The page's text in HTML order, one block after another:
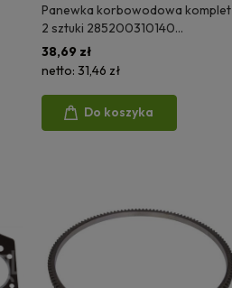
Panewka korbowodowa komplet
2 sztuki 285200310140
7701019887 F285200310140
06305EC
38,69 zł
netto: 31,46 zł
Do koszyka